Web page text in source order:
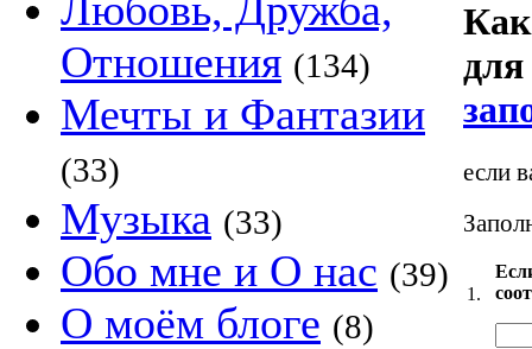
Отношения (134)
Мечты и Фантазии
(33)
Музыка (33)
Обо мне и О нас (39)
О моём блоге (8)
если
1.